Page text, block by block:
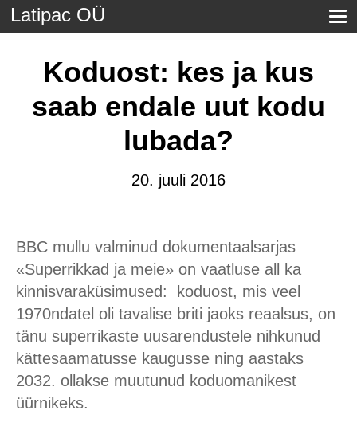
Latipac OÜ
Koduost: kes ja kus
saab endale uut kodu
lubada?
20. juuli 2016
BBC mullu valminud dokumentaalsarjas
«Superrikkad ja meie» on vaatluse all ka
kinnisvaraküsimused: koduost, mis veel
1970ndatel oli tavalise briti jaoks reaalsus, on
tänu superrikaste uusarendustele nihkunud
kättesaamatusse kaugusse ning aastaks
2032. ollakse muutunud koduomanikest
üürnikeks.